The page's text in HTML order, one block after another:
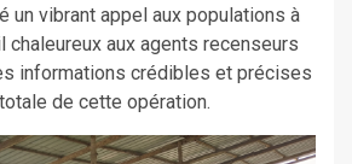
un vibrant appel aux populations à
chaleureux aux agents recenseurs
informations crédibles et précises
de cette opération.